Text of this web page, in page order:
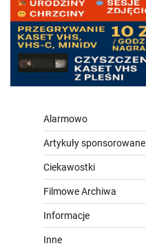
Alarmowo
Artykuły sponsorowane
Ciekawostki
Filmowe Archiwa
Informacje
Inne